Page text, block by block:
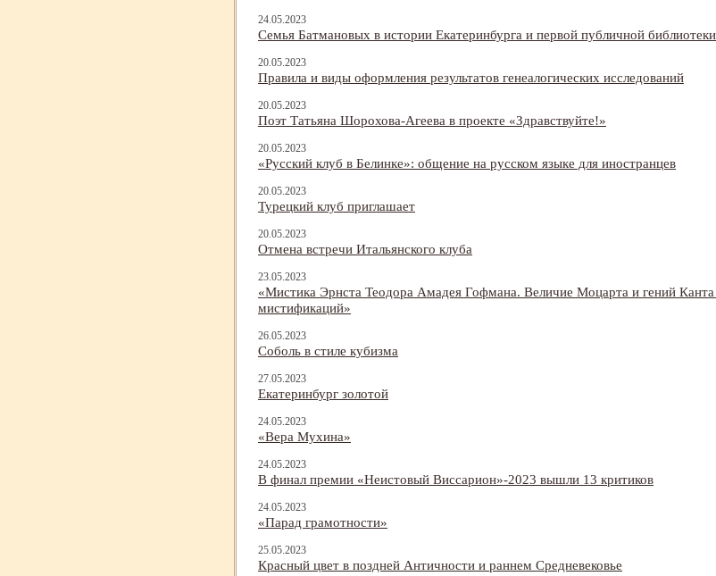
24.05.2023
Семья Батмановых в истории Екатеринбурга и первой публичной
20.05.2023
Правила и виды оформления результатов генеалогических исследований
20.05.2023
Поэт Татьяна Шорохова-Агеева в проекте «Здравствуйте!»
20.05.2023
«Русский клуб в Белинке»: общение на русском языке для иностранцев
20.05.2023
Турецкий клуб приглашает
20.05.2023
Отмена встречи Итальянского клуба
23.05.2023
«Мистика Эрнста Теодора Амадея Гофмана. Величие Моцарта и гений
мистификаций»
26.05.2023
Соболь в стиле кубизма
27.05.2023
Екатеринбург золотой
24.05.2023
«Вера Мухина»
24.05.2023
В финал премии «Неистовый Виссарион»-2023 вышли 13 критиков
24.05.2023
«Парад грамотности»
25.05.2023
Красный цвет в поздней Античности и раннем Средневековье